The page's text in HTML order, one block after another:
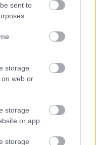
sent to
storage
web or
storage
or app.
storage